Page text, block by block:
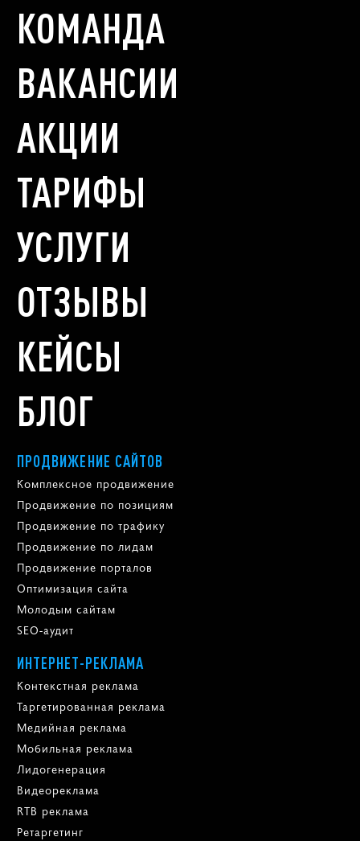
КОМАНДА
ВАКАНСИИ
АКЦИИ
ТАРИФЫ
УСЛУГИ
ОТЗЫВЫ
КЕЙСЫ
БЛОГ
ПРОДВИЖЕНИЕ САЙТОВ
Комплексное продвижение
Продвижение по позициям
Продвижение по трафику
Продвижение по лидам
Продвижение порталов
Оптимизация сайта
Молодым сайтам
SEO-аудит
ИНТЕРНЕТ-РЕКЛАМА
Контекстная реклама
Таргетированная реклама
Медийная реклама
Мобильная реклама
Лидогенерация
Видеореклама
RTB реклама
Ретаргетинг